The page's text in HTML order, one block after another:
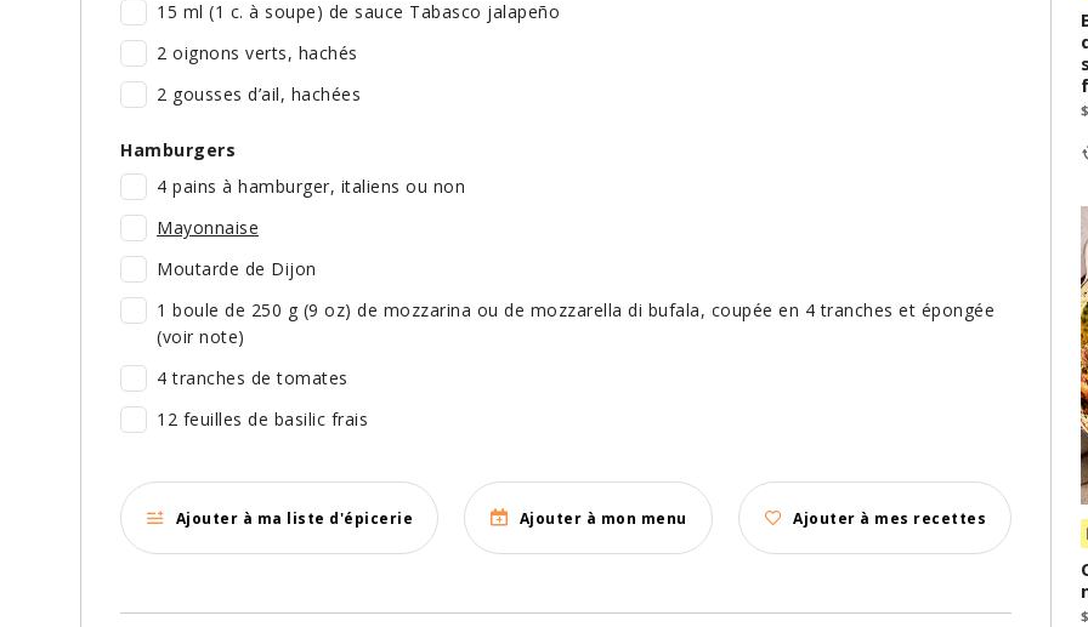
$
$
15 ml (1 c. à soupe) de sauce Tabasco jalapeño
2 oignons verts, hachés
2 gousses d’ail, hachées
Hamburgers
4 pains à hamburger, italiens ou non
Mayonnaise
Moutarde de Dijon
1 boule de 250 g (9 oz) de mozzarina ou de mozzarella di bufala, coupée en 4 tranches et épongée
(voir note)
4 tranches de tomates
12 feuilles de basilic frais
Ajouter à ma liste d'épicerie Ajouter à mon menu Ajouter à mes recettes